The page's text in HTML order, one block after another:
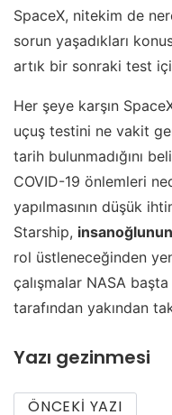
SpaceX, nitekim de
sorun yaşadıkları
artık bir sonraki test
Her şeye karşın
uçuş testini ne vakit
tarih bulunmadığını
COVID-19 önlemleri
yapılmasının düşük
Starship,
rol üstleneceğinden
çalışmalar NASA
tarafından yakından
Yazı gezinmesi
ÖNCEKI YAZI